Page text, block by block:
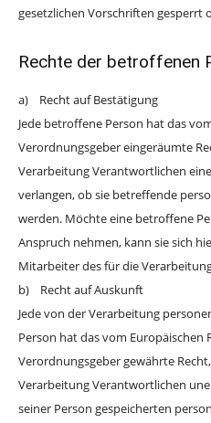
gesetzlichen Vorschriften gesperrt
Rechte der betroffenen
a) Recht auf Bestätigung
Jede betroffene Person hat das
Verordnungsgeber eingeräumte
Verarbeitung Verantwortlichen
verlangen, ob sie betreffende
werden. Möchte eine betroffene
Anspruch nehmen, kann sie sich
Mitarbeiter des für die
b) Recht auf Auskunft
Jede von der Verarbeitung
Person hat das vom Europäischen
Verordnungsgeber gewährte
Verarbeitung Verantwortlichen
seiner Person gespeicherten